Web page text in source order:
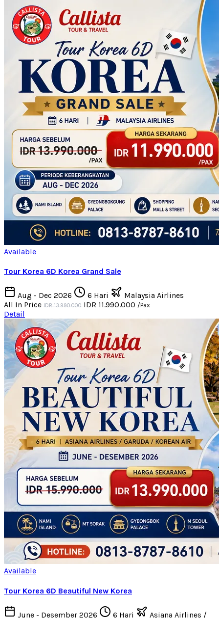
Available
Tour Korea 6D Korea Grand Sale
Aug - Dec 2026 6 Hari
Malaysia Airlines
All In Price IDR 13.990.000 IDR 11.990.000 /Pax
Detail
Available
Tour Korea 6D Beautiful New Korea
June - Desember 2026 6 Hari Asiana Airlines /